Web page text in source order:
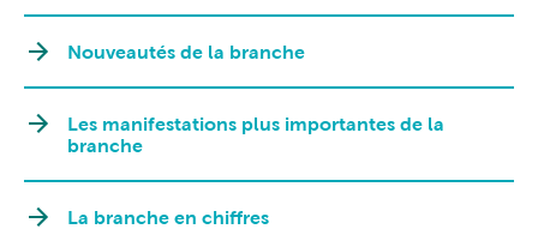
Nouveautés de la branche
Les manifestations plus importantes de la
branche
La branche en chiffres